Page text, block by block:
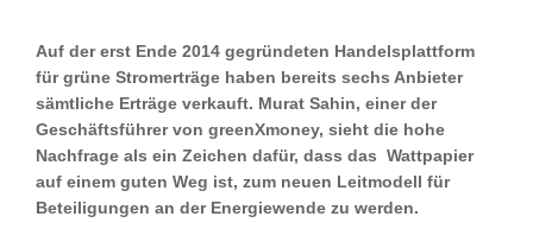
Auf der erst Ende 2014 gegründeten Handelsplattform
für grüne Stromerträge haben bereits sechs Anbieter
sämtliche Erträge verkauft. Murat Sahin, einer der
Geschäftsführer von greenXmoney, sieht die hohe
Nachfrage als ein Zeichen dafür, dass das Wattpapier
auf einem guten Weg ist, zum neuen Leitmodell für
Beteiligungen an der Energiewende zu werden.